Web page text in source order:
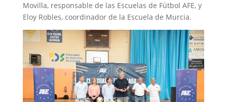
Movilla, responsable de las Escuelas de Fútbol AFE, y
Eloy Robles, coordinador de la Escuela de Murcia.